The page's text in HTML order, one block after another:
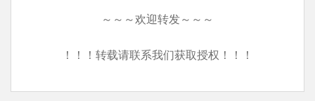
～～～欢迎转发～～～
！！！转载请联系我们获取授权！！！